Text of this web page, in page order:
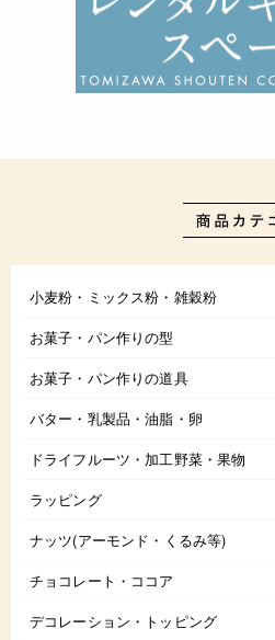
小麦粉・ミックス粉・雑穀粉
お菓子・パン作りの型
お菓子・パン作りの道具
バター・乳製品・油脂・卵
ドライフルーツ・加工野菜・果物
ラッピング
ナッツ(アーモンド・くるみ等)
チョコレート・ココア
デコレーション・トッピング